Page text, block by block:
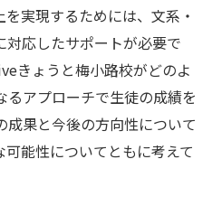
実現するためには、文系・
応したサポートが必要で
きょうと梅小路校がどのよ
るアプローチで生徒の成績を
果と今後の方向性について
能性についてともに考えて